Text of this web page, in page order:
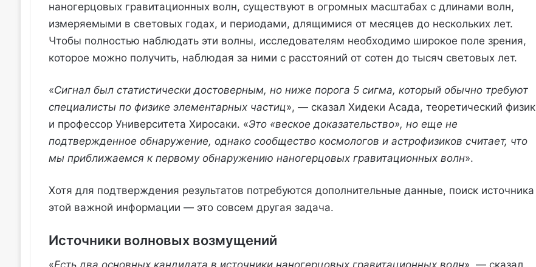
наногерцовых гравитационных волн, существуют в огромных масштабах с длинами волн,
измеряемыми в световых годах, и периодами, длящимися от месяцев до нескольких лет.
Чтобы полностью наблюдать эти волны, исследователям необходимо широкое поле зрения,
которое можно получить, наблюдая за ними с расстояний от сотен до тысяч световых лет.
«Сигнал был статистически достоверным, но ниже порога 5 сигма, который обычно требуют
специалисты по физике элементарных частиц», — сказал Хидеки Асада, теоретический физик
и профессор Университета Хиросаки. «Это «веское доказательство», но еще не
подтвержденное обнаружение, однако сообщество космологов и астрофизиков считает, что
мы приближаемся к первому обнаружению наногерцовых гравитационных волн».
Хотя для подтверждения результатов потребуются дополнительные данные, поиск источника
этой важной информации — это совсем другая задача.
Источники волновых возмущений